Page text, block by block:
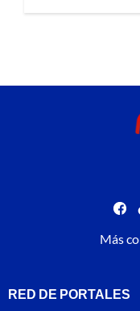
Más
RED DE PORTALES